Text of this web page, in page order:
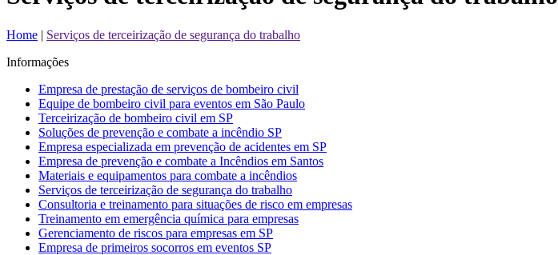
Home | Serviços de terceirização de segurança do trabalho
Informações
Empresa de prestação de serviços de bombeiro civil
Equipe de bombeiro civil para eventos em São Paulo
Terceirização de bombeiro civil em SP
Soluções de prevenção e combate a incêndio SP
Empresa especializada em prevenção de acidentes em SP
Empresa de prevenção e combate a Incêndios em Santos
Materiais e equipamentos para combate a incêndios
Serviços de terceirização de segurança do trabalho
Consultoria e treinamento para situações de risco em empresas
Treinamento em emergência química para empresas
Gerenciamento de riscos para empresas em SP
Empresa de primeiros socorros em eventos SP